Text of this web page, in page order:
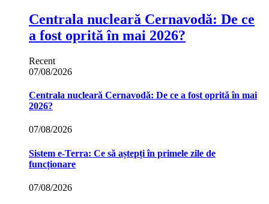
Centrala nucleară Cernavodă: De ce
a fost oprită în mai 2026?
Recent
07/08/2026
Centrala nucleară Cernavodă: De ce a fost oprită în mai
2026?
07/08/2026
Sistem e-Terra: Ce să aștepți în primele zile de
funcționare
07/08/2026